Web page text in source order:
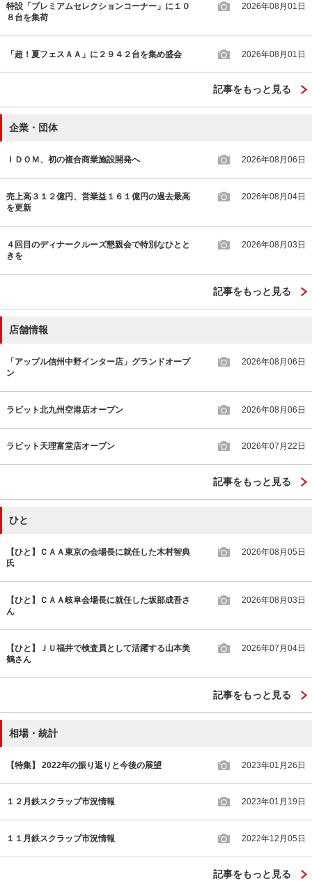
特設「プレミアムセレクションコーナー」に１０
８台を集荷
2026年08月01日
「超！夏フェスＡＡ」に２９４２台を集め盛会 2026年08月01日
記事をもっと見る
企業・団体
ＩＤＯＭ、初の複合商業施設開発へ 2026年08月06日
売上高３１２億円、営業益１６１億円の過去最高
を更新
2026年08月04日
４回目のディナークルーズ懇親会で特別なひとと
きを
2026年08月03日
記事をもっと見る
店舗情報
「アップル信州中野インター店」グランドオープ
ン
2026年08月06日
ラビット北九州空港店オープン 2026年08月06日
ラビット天理富堂店オープン 2026年07月22日
記事をもっと見る
ひと
【ひと】ＣＡＡ東京の会場長に就任した木村智典
氏
2026年08月05日
【ひと】ＣＡＡ岐阜会場長に就任した坂部成吾さ
ん
2026年08月03日
【ひと】ＪＵ福井で検査員として活躍する山本美
鶴さん
2026年07月04日
記事をもっと見る
相場・統計
【特集】 2022年の振り返りと今後の展望 2023年01月26日
１２月鉄スクラップ市況情報 2023年01月19日
１１月鉄スクラップ市況情報 2022年12月05日
記事をもっと見る